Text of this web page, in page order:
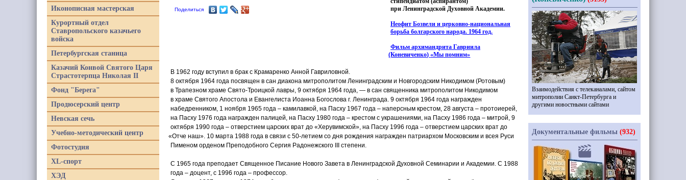
Поделиться
при Ленинградской Духовной Академии.
Неофит Бозвели и церковно-национальная
борьба болгарского народа. 1964 год.
Фильм архимандрита Гавриила
(Коневиченко) «Мы помним»
В 1962 году вступил в брак с Крамаренко Анной Гавриловной.
8 октября 1964 года посвящен в сан диакона митрополитом Ленинградским и Новгородским Никодимом (Ротовым)
в Трапезном храме Свято-Троицкой лавры, 9 октября 1964 года, — в сан священника митрополитом Никодимом
в храме Святого Апостола и Евангелиста Иоанна Богослова г. Ленинграда. 9 октября 1964 года награжден
набедренником, 1 ноября 1965 года – камилавкой, на Пасху 1967 года – наперсным крестом, 28 августа – протоиерей,
на Пасху 1976 года награжден палицей, на Пасху 1980 года – крестом с украшениями, на Пасху 1986 года – митрой, 9
октября 1990 года – отверстием царских врат до «Херувимской», на Пасху 1996 года – отверстием царских врат до
«Отче наш». 10 марта 1988 года в связи с 50-летием со дня рождения награжден патриархом Московским и всея Руси
Пименом орденом Преподобного Сергия Радонежского III степени.
С 1965 года преподает Священное Писание Нового Завета в Ленинградской Духовной Семинарии и Академии. С 1988
года – доцент, с 1996 года – профессор.
Иконописная мастерская
Курортный отдел
Ставропольского казачьего
войска
Петербургская станица
Казачий Конвой Святого Царя
Страстотерпца Николая II
Фонд "Берега"
Продюсерский центр
Невская сечь
Учебно-методический центр
Фотостудия
XL-спорт
ХЭД
Взаимодействия с телеканалами, сайтом
митрополии Санкт-Петербурга и
другими новостными сайтами
Документальные фильмы (932)